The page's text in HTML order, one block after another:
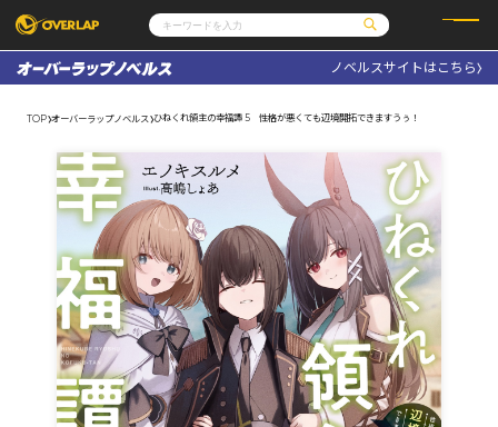
コミックガルド
コミッククリエ
文庫
ノベルス
その他
コミックエッセイ
ポケットモンスター
アニメ
ゲーム
通販・NEWS
OVERLAP STORE
オーバーラップ広報室
企業
会社概要
採用情報
アクセス
オーバーラップホールディングス
お問い合わせはこちら
オーバーラップ文庫
オーバーラップノベルス
ノベルスサイトはこちら
TOP オーバーラップノベルス ひねくれ領主の幸福譚 5 性格が悪くても辺境開拓できますうぅ！